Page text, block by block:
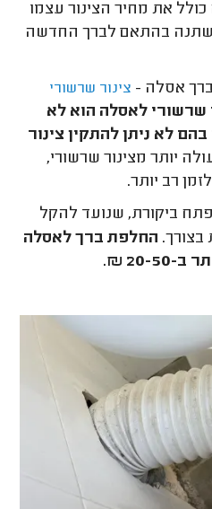
את מחיר הצינור עצמו
בהתאם לברך החדשה
ברך אסלה - צינור שרשורי
שרשורי לאסלה הוא לא
לא ניתן להתקין צינור
יותר מצינור שרשורי,
רב יותר.
ביקורת, שנועד להקל
החלפת ברך לאסלה
50 ₪.